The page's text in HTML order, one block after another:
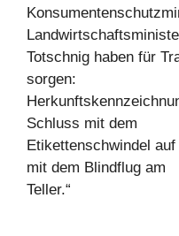
Totschnig haben für
sorgen:
Schluss mit dem
Etikettenschwindel
mit dem Blindflug am
Teller.“